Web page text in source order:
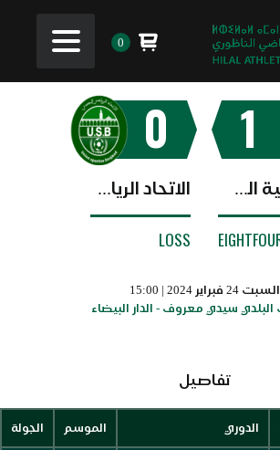
0
1
جمعية الشباب الرياضي
0
الاتحاد الرياضي البجعدي
LOSS
السبت 24 فبراير 2024 | 15:00
سيدي معروف - الدار البيضاء
تفاصيل
الدوري الموسم الجولة